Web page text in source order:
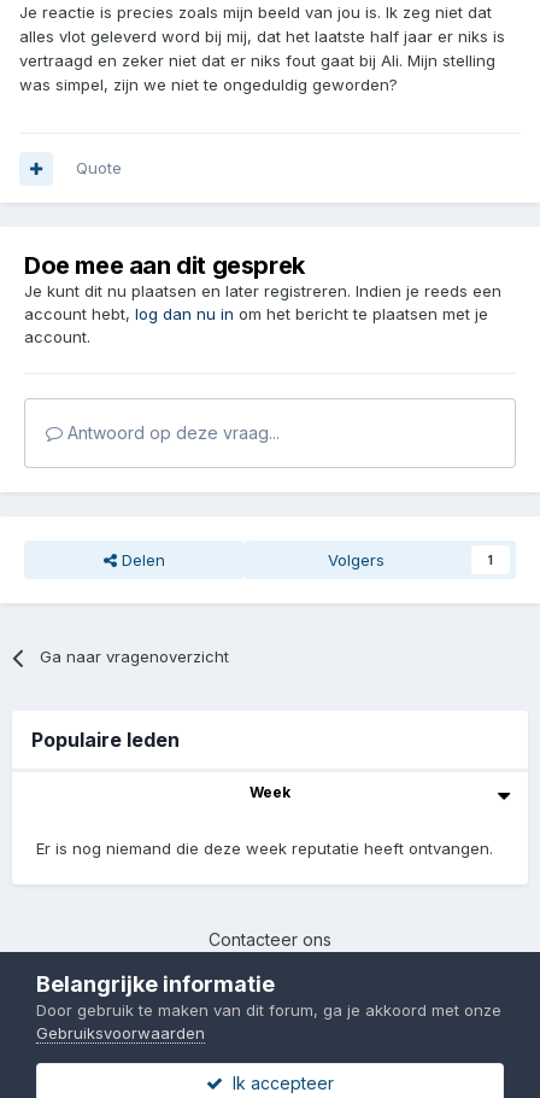
wanneer men het verwachten kan......ook heb ik de ambitie
van cainiao hier op de site geplaatst die zij uitspraken bij de
opening van hun HUB in Luik......dan is het toch niet
verwonderlijk dat mensen niets meer begrijpen van alle
Je reactie is precies zoals mijn beeld van jou is. Ik zeg niet dat
alles vlot geleverd word bij mij, dat het laatste half jaar er niks is
vertraagd en zeker niet dat er niks fout gaat bij Ali. Mijn stelling
was simpel, zijn we niet te ongeduldig geworden?
Quote
Doe mee aan dit gesprek
Je kunt dit nu plaatsen en later registreren. Indien je reeds een
account hebt, log dan nu in om het bericht te plaatsen met je
account.
Antwoord op deze vraag...
Delen Volgers 1
Ga naar vragenoverzicht
Populaire leden
Week
Er is nog niemand die deze week reputatie heeft ontvangen.
Contacteer ons
Powered by Invision Community
Belangrijke informatie
Door gebruik te maken van dit forum, ga je akkoord met onze
Gebruiksvoorwaarden
Ik accepteer